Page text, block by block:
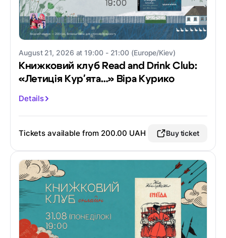
August 21, 2026 at 19:00 - 21:00 (Europe/Kiev)
Книжковий клуб Read and Drink Club:
«Летиція Кур'ята…» Віра Курико
Details
Tickets available from 200.00 UAH Buy ticket